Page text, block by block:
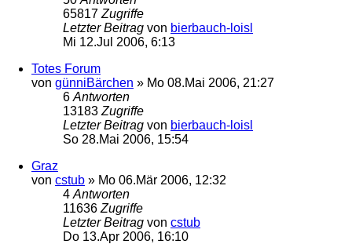
65817 Zugriffe
Letzter Beitrag von bierbauch-loisl
Mi 12.Jul 2006, 6:13
Totes Forum
von günniBärchen » Mo 08.Mai 2006, 21:27
6 Antworten
13183 Zugriffe
Letzter Beitrag von bierbauch-loisl
So 28.Mai 2006, 15:54
Graz
von cstub » Mo 06.Mär 2006, 12:32
4 Antworten
11636 Zugriffe
Letzter Beitrag von cstub
Do 13.Apr 2006, 16:10